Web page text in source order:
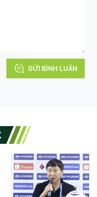
GỬI BÌNH LUẬN